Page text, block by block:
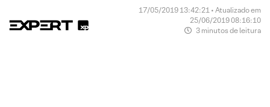
17/05/2019 13:42:21 • Atualizado em
25/06/2019 08:16:10
3 minutos de leitura